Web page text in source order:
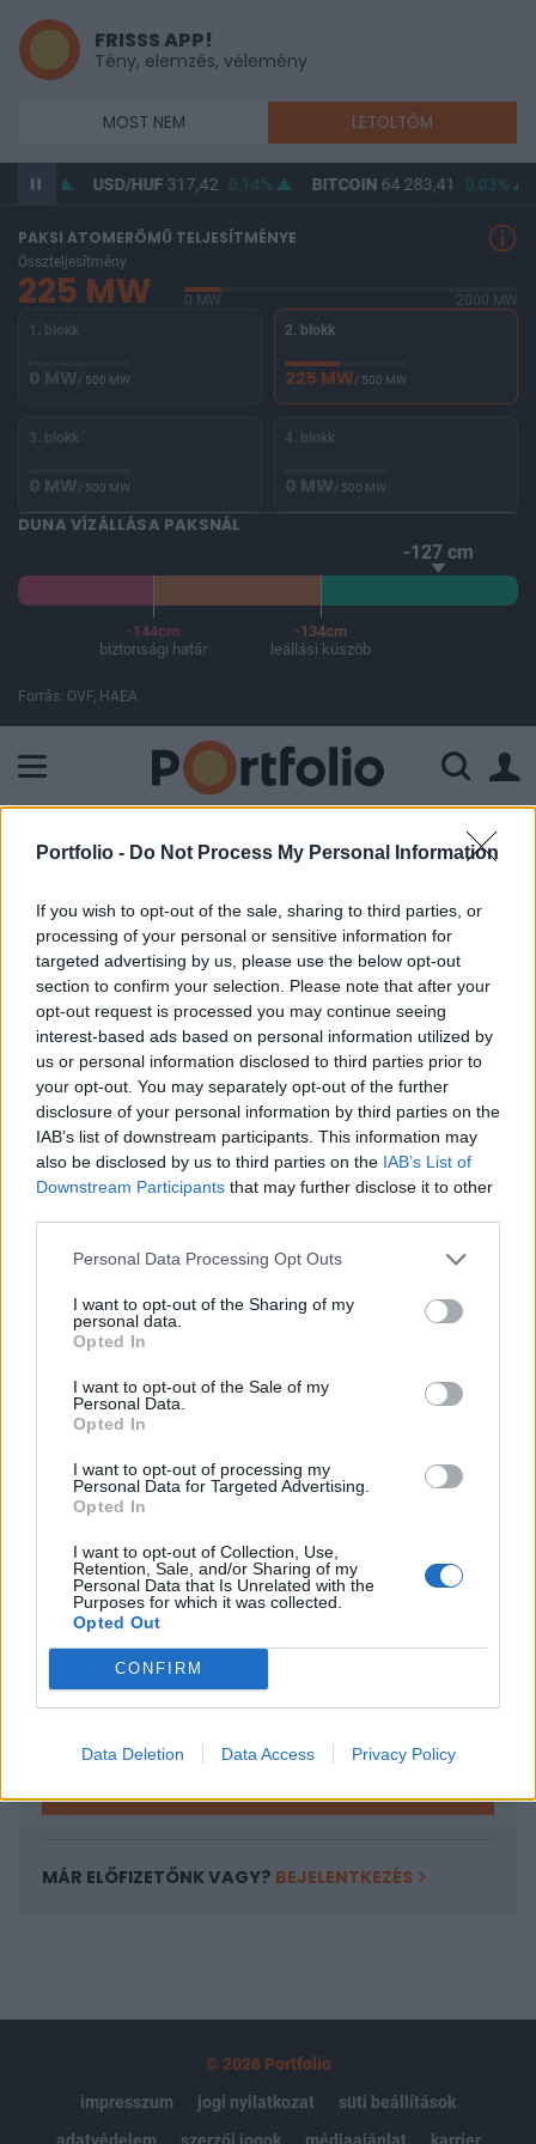
Portfolio - Do Not Process My Personal Information
If you wish to opt-out of the sale, sharing to third parties, or
processing of your personal or sensitive information for
targeted advertising by us, please use the below opt-out
section to confirm your selection. Please note that after your
opt-out request is processed you may continue seeing
interest-based ads based on personal information utilized by
us or personal information disclosed to third parties prior to
your opt-out. You may separately opt-out of the further
disclosure of your personal information by third parties on the
IAB’s list of downstream participants. This information may
also be disclosed by us to third parties on the IAB’s List of
Downstream Participants that may further disclose it to other
Personal Data Processing Opt Outs
I want to opt-out of the Sharing of my
personal data.
Opted In
I want to opt-out of the Sale of my
Personal Data.
Opted In
I want to opt-out of processing my
Personal Data for Targeted Advertising.
Opted In
I want to opt-out of Collection, Use,
Retention, Sale, and/or Sharing of my
Personal Data that Is Unrelated with the
Purposes for which it was collected.
Opted Out
CONFIRM
Data Deletion Data Access Privacy Policy
FRISSS APP!
Tény, elemzés, vélemény
MOST NEM LETÖLTÖM
0,1% USD/HUF317,42 0,14% BITCOIN64 283,41 0,03%
PAKSI ATOMERŐMŰ TELJESÍTMÉNYE
Összteljesítmény
225 MW 0 MW
2000 MW
1. blokk
0 MW/ 500 MW
2. blokk
225 MW/ 500 MW
3. blokk
0 MW/ 500 MW
4. blokk
0 MW/ 500 MW
DUNA VÍZÁLLÁSA PAKSNÁL
-127 cm
-144cm
biztonsági határ
-134cm
leállási küszöb
Forrás: OVF, HAEA
ELŐFIZETŐI TARTALOM
Na melyik magyar élelmiszerlánc
adna munkát a menekülteknek?
Portfolio
2015. szeptember 09. 11:11
Ha a menekültek Magyarországon akarnának
maradni, akkor a CBA tárt karokkal és munkával
várná őket - tudta meg a cég képviselőitől az
Origo.
Kite, a Közgép és a Duna Aszfalt, az itthon is jelen lévő
Bosch, Mercedes és Audi képviselőit is megkeresték, sőt,
még a Nemzetgazdasági Minisztériumnak is feltették a
kérdést, hogy az állami szektorban hol lenne hely. Egyedül
a CBA-tól kaptak eddig választ:Amennyiben lesznek olyan
menekültek, akik letelepednek országunkban...
KEDVES OLVASÓNK!
tartozik, melynek olvasása előfizetéses
regisztrációhoz kötött.
Portfolio.hu teljes cikkarchívum
MÁR ELŐFIZETŐNK VAGY? BEJELENTKEZÉS
© 2026 Portfolio
impresszum
jogi nyilatkozat
süti beállítások
adatvédelem
szerzői jogok médiaajánlat karrier